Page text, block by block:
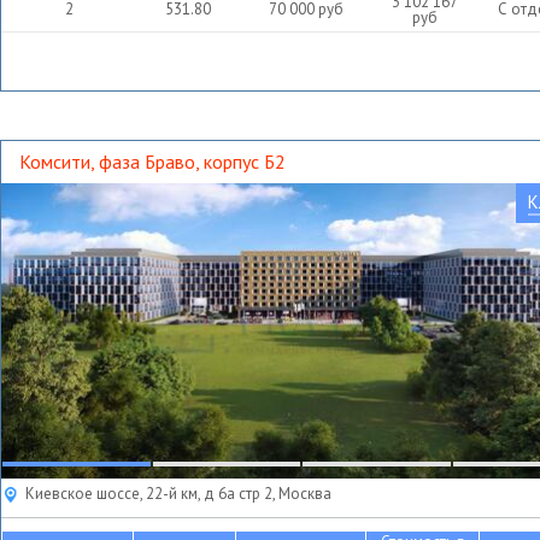
2 531.80 70 000руб руб С
Комсити, фаза Браво, корпус Б2
Киевское шоссе, 22-й км, д 6а стр 2, Москва